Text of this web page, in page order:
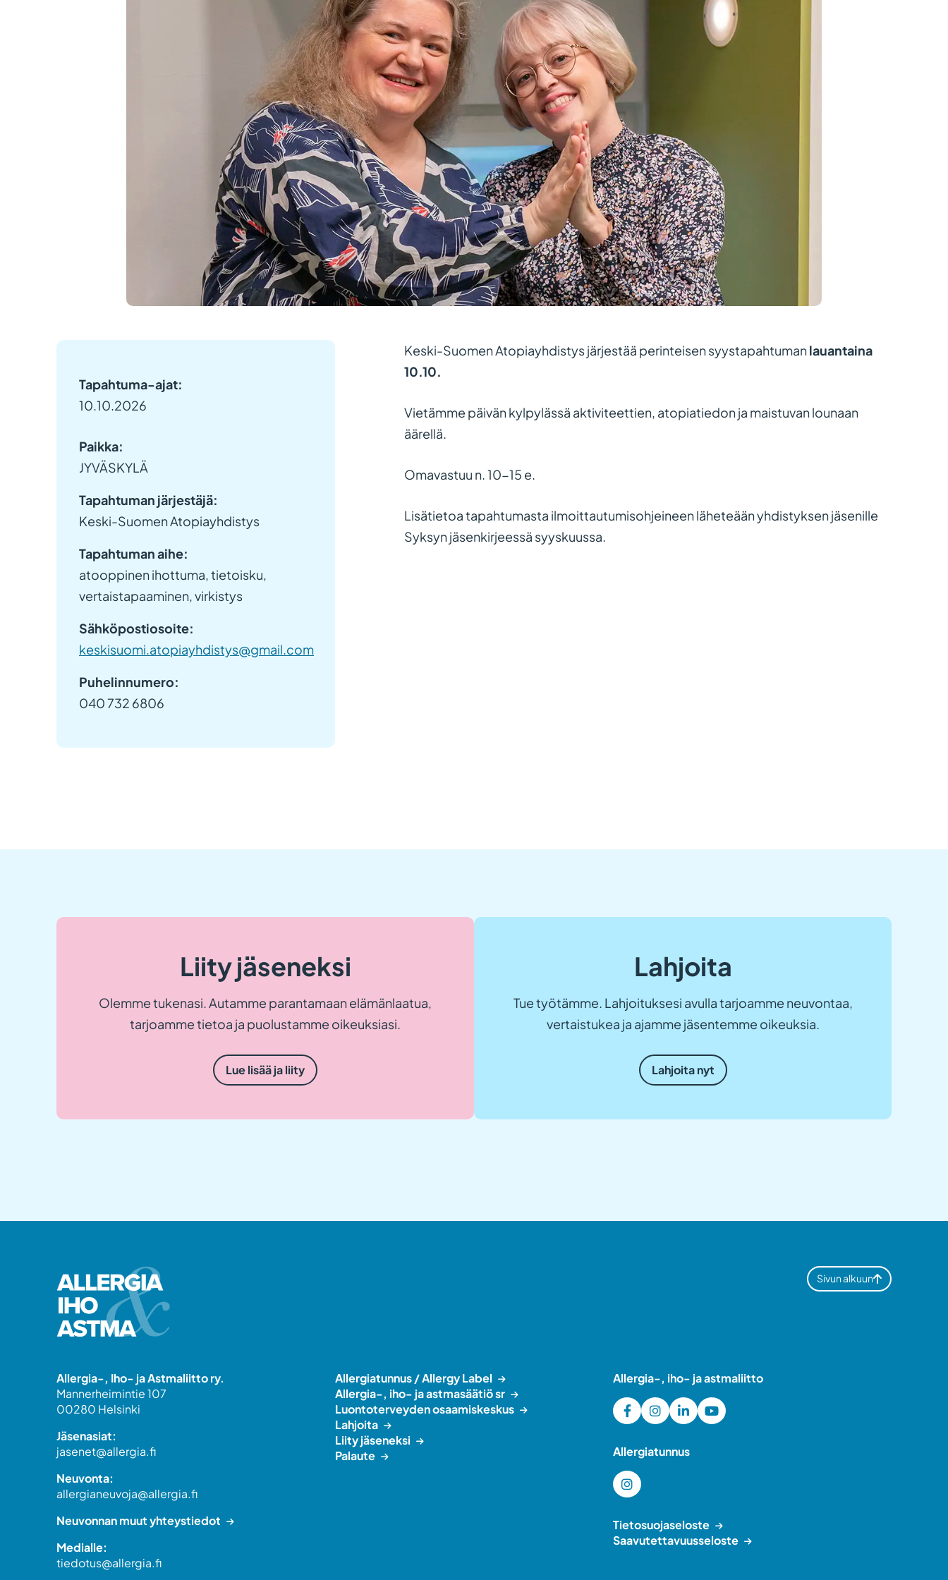
Tapahtuma-ajat:
10.10.2026
Paikka:
JYVÄSKYLÄ
Tapahtuman järjestäjä:
Keski-Suomen Atopiayhdistys
Tapahtuman aihe:
atooppinen ihottuma, tietoisku,
vertaistapaaminen, virkistys
Sähköpostiosoite:
keskisuomi.atopiayhdistys@gmail.com
Puhelinnumero:
040 732 6806
Keski-Suomen Atopiayhdistys järjestää perinteisen syystapahtumanlauantaina
10.10.
Vietämme päivän kylpylässä aktiviteettien, atopiatiedon ja maistuvan lounaan
äärellä.
Omavastuu n. 10-15 e.
Lisätietoa tapahtumasta ilmoittautumisohjeineen läheteään yhdistyksen jäsenille
Syksyn jäsenkirjeessä syyskuussa.
Liity jäseneksi
Olemme tukenasi. Autamme parantamaan elämänlaatua,
tarjoamme tietoa ja puolustamme oikeuksiasi.
Lue lisää ja liity
Lahjoita
Tue työtämme. Lahjoituksesi avulla tarjoamme neuvontaa,
vertaistukea ja ajamme jäsentemme oikeuksia.
Lahjoita nyt
Sivun alkuun
Allergia-, Iho- ja Astmaliitto ry.
Mannerheimintie 107
00280 Helsinki
Jäsenasiat:
jasenet@allergia.fi
Neuvonta:
allergianeuvoja@allergia.fi
Neuvonnan muut yhteystiedot
Medialle:
tiedotus@allergia.fi
Allergiatunnus / Allergy Label
Allergia-, iho- ja astmasäätiö sr
Luontoterveyden osaamiskeskus
Lahjoita
Liity jäseneksi
Palaute
Allergia-, iho- ja astmaliitto
Allergiatunnus
Tietosuojaseloste
Saavutettavuusseloste